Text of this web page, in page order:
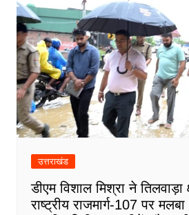
उत्तराखंड
डीएम विशाल मिश्रा ने
राष्ट्रीय राजमार्ग-107 पर